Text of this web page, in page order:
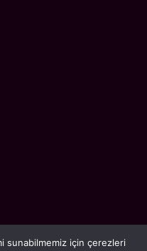
sunabilmemiz için çerezleri